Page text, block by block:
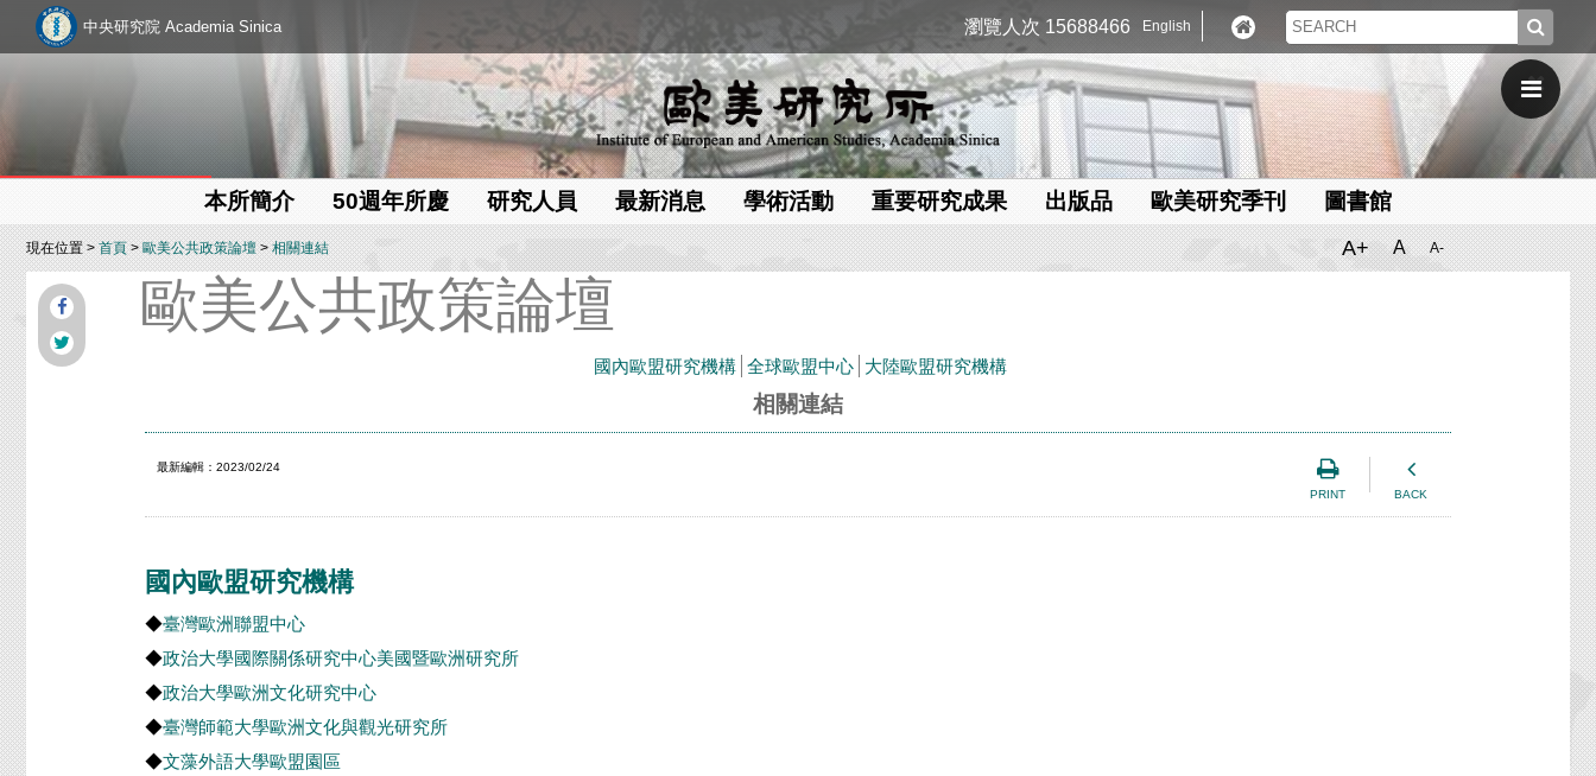
中央研究院 Academia Sinica 瀏覽人次 15688466 English
本所簡介 50週年所慶 研究人員 最新消息 學術活動 重要研究成果 出版品 歐美研究季刊 圖書館
現在位置 >首頁>歐美公共政策論壇>相關連結 A+ A A-
歐美公共政策論壇
國內歐盟研究機構 全球歐盟中心 大陸歐盟研究機構
相關連結
PRINT BACK
最新編輯：2023/02/24
國內歐盟研究機構
◆臺灣歐洲聯盟中心
◆政治大學國際關係研究中心美國暨歐洲研究所
◆政治大學歐洲文化研究中心
◆臺灣師範大學歐洲文化與觀光研究所
◆文藻外語大學歐盟園區